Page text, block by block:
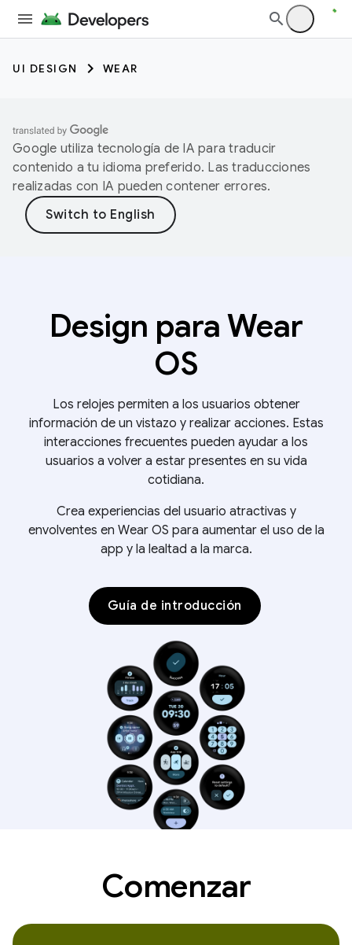
UI DESIGN WEAR
Google utiliza tecnología de IA para traducir
contenido a tu idioma preferido. Las traducciones
realizadas con IA pueden contener errores.
Design para Wear
OS
Los relojes permiten a los usuarios obtener
información de un vistazo y realizar acciones. Estas
interacciones frecuentes pueden ayudar a los
usuarios a volver a estar presentes en su vida
cotidiana.
Crea experiencias del usuario atractivas y
envolventes en Wear OS para aumentar el uso de la
app y la lealtad a la marca.
Guía de introducción
Comenzar